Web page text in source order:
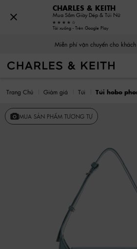
Miễn phí vận chuyển cho
Trang Chủ Giảm giá Túi
MUA SẢN PHẨM TƯƠNG TỰ
CHARLES & KEITH
Mua Sắm Giày Dép & Túi Nữ
Tải xuống - Trên Google Play